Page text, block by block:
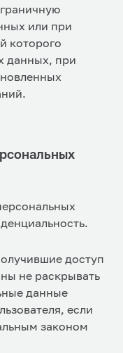
или при
которого
данных, при
доступ
не раскрывать
данные
если
законом